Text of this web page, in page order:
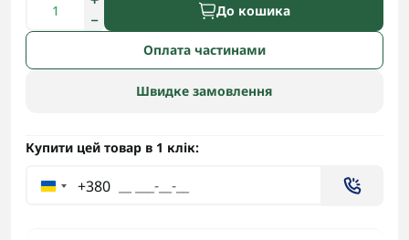
До кошика
Оплата частинами
Швидке замовлення
Купити цей товар в 1 клік:
+380